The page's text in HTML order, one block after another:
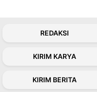
REDAKSI
KIRIM KARYA
KIRIM BERITA